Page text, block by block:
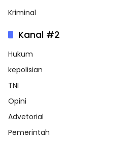
Kriminal
Kanal #2
Hukum
kepolisian
TNI
Opini
Advetorial
Pemerintah